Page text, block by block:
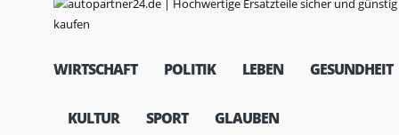
WIRTSCHAFT POLITIK LEBEN GESUNDHEIT
KULTUR SPORT GLAUBEN